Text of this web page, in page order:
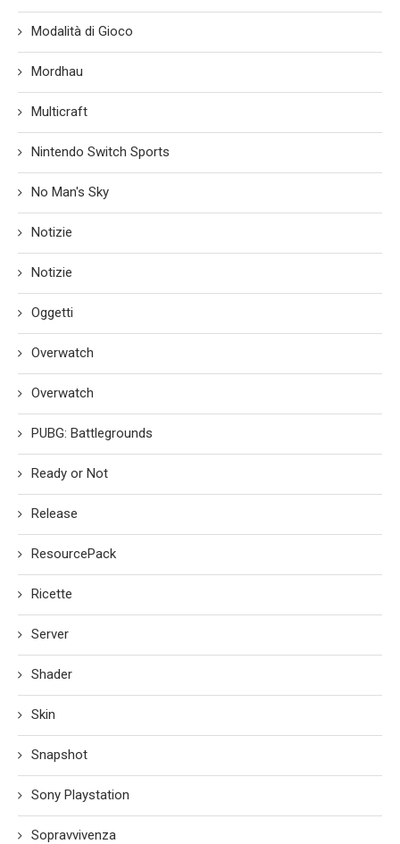
Modalità di Gioco
Mordhau
Multicraft
Nintendo Switch Sports
No Man's Sky
Notizie
Notizie
Oggetti
Overwatch
Overwatch
PUBG: Battlegrounds
Ready or Not
Release
ResourcePack
Ricette
Server
Shader
Skin
Snapshot
Sony Playstation
Sopravvivenza